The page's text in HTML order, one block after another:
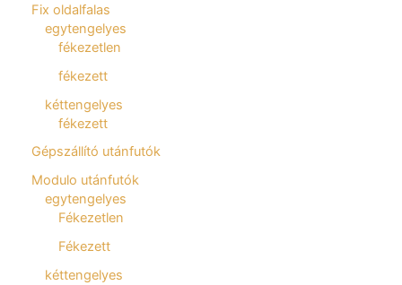
Fix oldalfalas
egytengelyes
fékezetlen
fékezett
kéttengelyes
fékezett
Gépszállító utánfutók
Modulo utánfutók
egytengelyes
Fékezetlen
Fékezett
kéttengelyes